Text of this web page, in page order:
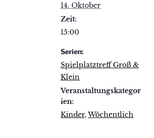
14. Oktober
Zeit:
15:00
Serien:
Spielplatztreff Groß &
Klein
Veranstaltungskategor
ien:
Kinder,Wöchentlich